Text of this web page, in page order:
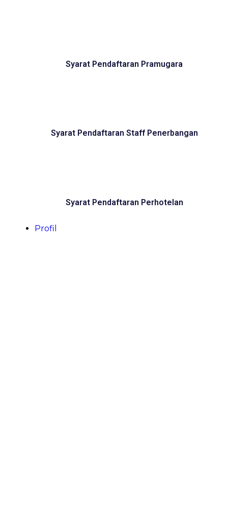
Syarat Pendaftaran Pramugara
Syarat Pendaftaran Staff Penerbangan
Syarat Pendaftaran Perhotelan
Profil